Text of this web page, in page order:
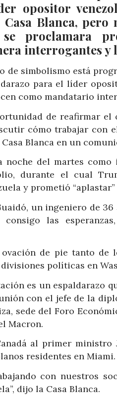
opositor
Blanca, pero
se proclamara
interrogantes y
de simbolismo está
para el líder
como mandatario
de reafirmar
cómo trabajar con
Blanca en un
noche del martes
durante el cual
y prometió
un ingeniero de
consigo las
de pie tanto de
políticas en
es un espaldarazo
con el jefe de la
sede del Foro
Macron.
al primer
residentes en Miami.
con nuestros
dijo la Casa Blanca.